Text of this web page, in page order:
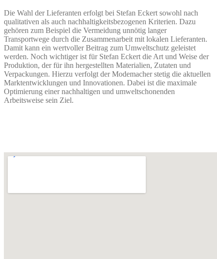
Die Wahl der Lieferanten erfolgt bei Stefan Eckert sowohl nach
qualitativen als auch nachhaltigkeitsbezogenen Kriterien. Dazu
gehören zum Beispiel die Vermeidung unnötig langer
Transportwege durch die Zusammenarbeit mit lokalen Lieferanten.
Damit kann ein wertvoller Beitrag zum Umweltschutz geleistet
werden. Noch wichtiger ist für Stefan Eckert die Art und Weise der
Produktion, der für ihn hergestellten Materialien, Zutaten und
Verpackungen. Hierzu verfolgt der Modemacher stetig die aktuellen
Marktentwicklungen und Innovationen. Dabei ist die maximale
Optimierung einer nachhaltigen und umweltschonenden
Arbeitsweise sein Ziel.